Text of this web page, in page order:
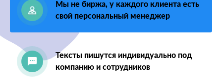
Мы не биржа, у каждого клиента есть
свой персональный менеджер
Тексты пишутся индивидуально под
компанию и сотрудников